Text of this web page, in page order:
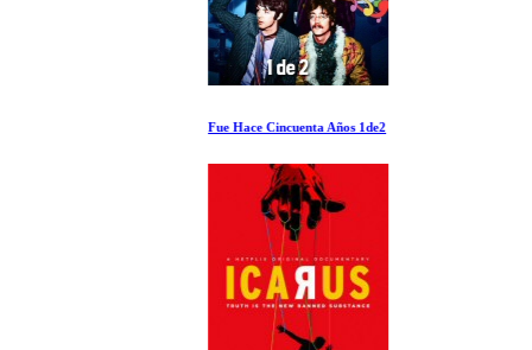
Fue Hace Cincuenta Años 1de2